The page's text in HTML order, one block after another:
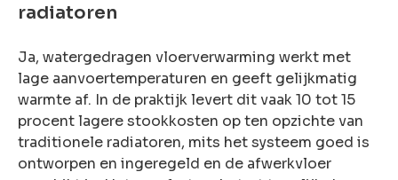
radiatoren
Ja, watergedragen vloerverwarming werkt met
lage aanvoertemperaturen en geeft gelijkmatig
warmte af. In de praktijk levert dit vaak 10 tot 15
procent lagere stookkosten op ten opzichte van
traditionele radiatoren, mits het systeem goed is
ontworpen en ingeregeld en de afwerkvloer